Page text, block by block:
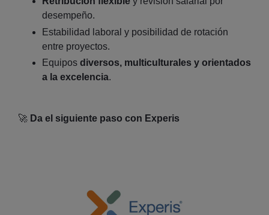
desempeño.
Estabilidad laboral y posibilidad de rotación
entre proyectos.
Equipos diversos, multiculturales y orientados
a la excelencia.
🚀 Da el siguiente paso con Experis